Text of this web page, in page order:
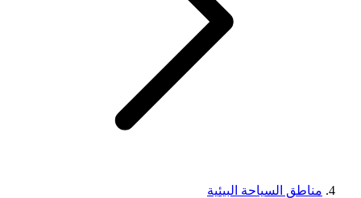
مناطق السياحة البيئية